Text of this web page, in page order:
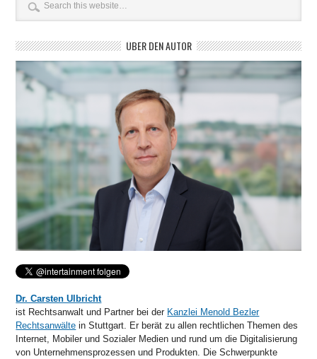
ÜBER DEN AUTOR
Dr. Carsten Ulbricht
ist Rechtsanwalt und Partner bei der Kanzlei Menold Bezler
Rechtsanwälte in Stuttgart. Er berät zu allen rechtlichen Themen des
Internet, Mobiler und Sozialer Medien und rund um die Digitalisierung
von Unternehmensprozessen und Produkten. Die Schwerpunkte